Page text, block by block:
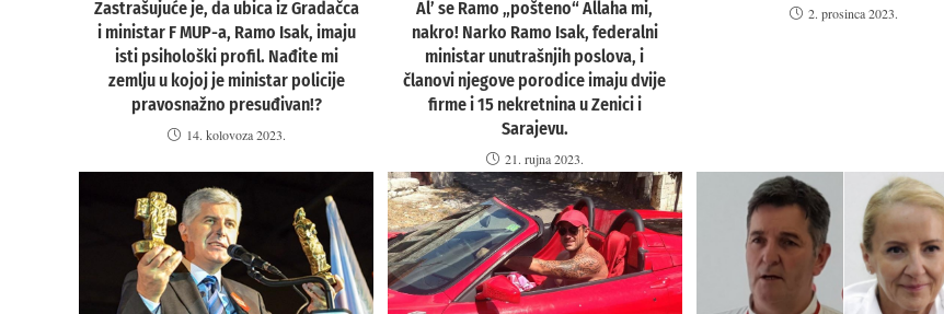
Zastrašujuće je, da ubica iz Gradačca
i ministar F MUP-a, Ramo Isak, imaju
isti psihološki profil. Nađite mi
zemlju u kojoj je ministar policije
pravosnažno presuđivan!?
14. kolovoza 2023.
Al’ se Ramo „pošteno“ Allaha mi,
nakro! Narko Ramo Isak, federalni
ministar unutrašnjih poslova, i
članovi njegove porodice imaju dvije
firme i 15 nekretnina u Zenici i
Sarajevu.
21. rujna 2023.
2. prosinca 2023.